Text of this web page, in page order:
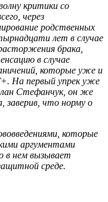
критики со
через
родственных
лет в случае
брака,
в случае
которые уже и
На первый упрек уже
Стефанчук, он же
заверив, что норму о
которые
аргументами
в нем вызывает
среде.